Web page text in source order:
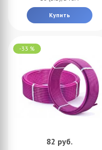
Купить
-33 %
82 руб.